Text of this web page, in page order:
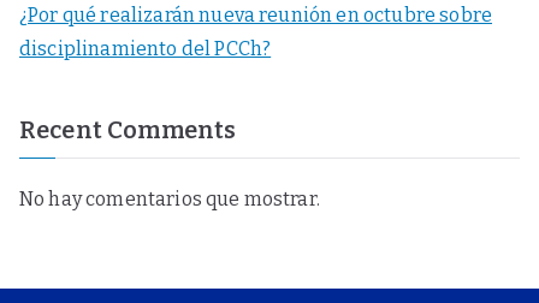
¿Por qué realizarán nueva reunión en octubre sobre
disciplinamiento del PCCh?
Recent Comments
No hay comentarios que mostrar.